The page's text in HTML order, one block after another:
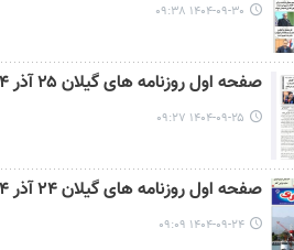
۱۴۰۴-۰۹-۳۰ ۰۹:۳۸
صفحه اول روزنامه های گیلان ۲۵ آذر ۱۴۰۴
۱۴۰۴-۰۹-۲۵ ۰۹:۲۷
صفحه اول روزنامه های گیلان ۲۴ آذر ۱۴۰۴
۱۴۰۴-۰۹-۲۴ ۰۹:۰۹